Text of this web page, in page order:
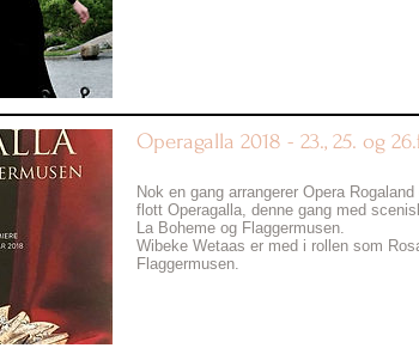
Operagalla 2018 - 23., 25. og
Nok en gang arrangerer Opera
flott Operagalla, denne gang med
La Boheme og Flaggermusen.
Wibeke Wetaas er med i rollen som
Flaggermusen.